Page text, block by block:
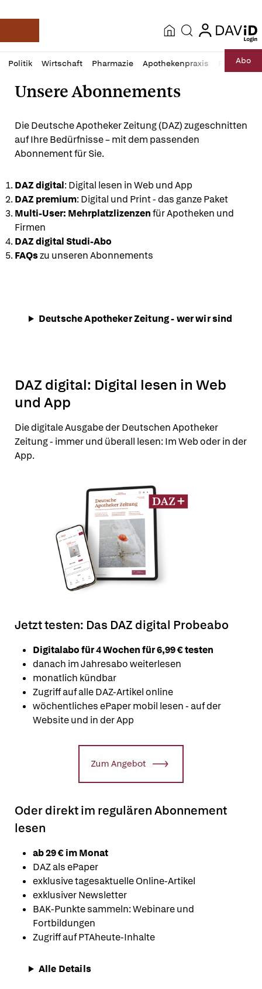
Deutsche Apotheker Zeitung
NewsSuche login
login
Politik Wirtschaft Pharmazie Apothekenpraxis RechtAbo
Profil
öffnen
Daz
Pur
Abo
öffnen
Unsere Abonnements
Die Deutsche Apotheker Zeitung (DAZ) zugeschnitten
auf Ihre Bedürfnisse – mit dem passenden
Abonnement für Sie.
DAZ digital: Digital lesen in Web und App
DAZ premium: Digital und Print - das ganze Paket
Multi-User: Mehrplatzlizenzenfür Apotheken und
Firmen
DAZ digital Studi-Abo
FAQszu unseren Abonnements
Deutsche Apotheker Zeitung - wer wir sind
DAZ digital: Digital lesen in Web
und App
Die digitale Ausgabe der Deutschen Apotheker
Zeitung - immer und überall lesen: Im Web oder in der
App.
Jetzt testen: Das DAZ digital Probeabo
Digitalabo für 4 Wochen für 6,99 € testen
danach im Jahresabo weiterlesen
monatlich kündbar
Zugriff auf alle DAZ-Artikel online
wöchentliches ePaper mobil lesen - auf der
Website und in der App
Oder direkt im regulären Abonnement
lesen
ab 29 € im Monat
DAZ als ePaper
exklusive tagesaktuelle Online-Artikel
exklusiver Newsletter
BAK-Punkte sammeln: Webinare und
Fortbildungen
Zugriff auf PTAheute-Inhalte
Alle Details